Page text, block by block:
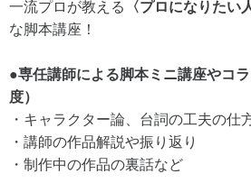
一流プロが教える 〈プロになりたい
な脚本講座！
●専任講師による脚本ミニ講座やコ
度）
・キャラクター論、台詞の⼯夫の仕
・講師の作品解説や振り返り
・制作中の作品の裏話など